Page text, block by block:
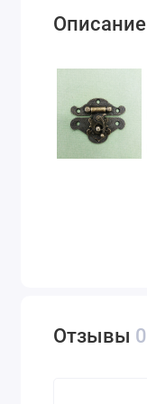
Описание
Отзывы 0